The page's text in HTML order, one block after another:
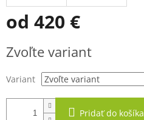
od 420 €
cena:
Zvoľte variant
Variant
Pridať do košíka